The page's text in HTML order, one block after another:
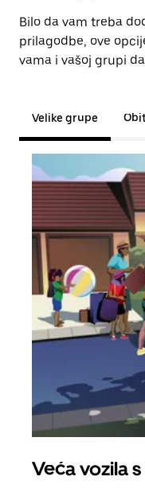
Bilo da vam treba
prilagodbe, ove
vama i vašoj grupi
Velike grupe
Veća vozila